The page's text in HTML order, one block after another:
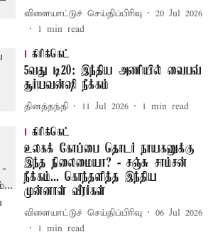
விளையாட்டுச் செய்திப்பிரிவு
20 Jul 2026
1 min read
கிரிக்கெட்
5வது டி20: இந்திய அணியில் வைபவ்
சூர்யவன்ஷி நீக்கம்
தினத்தந்தி 11 Jul 2026 1 min read
கிரிக்கெட்
உலகக் கோப்பை தொடர் நாயகனுக்கு
இந்த நிலைமையா? - சஞ்சு சாம்சன்
நீக்கம்... கொந்தளித்த இந்திய
முன்னாள் வீரர்கள்
விளையாட்டுச் செய்திப்பிரிவு
06 Jul 2026
1 min read